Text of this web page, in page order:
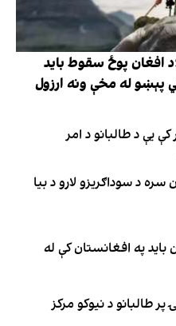
افغان پوځ سقوط باید
د پوځي پېښو له مخې ونه ارزول
یې د طالبانو د امر
سره د سوداګریزو لارو د بیا
په افغانستان کې له
طالبانو د نیوکو مرکز